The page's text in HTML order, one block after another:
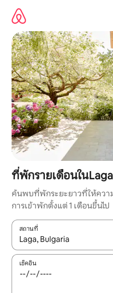
เนื้อหา
ที่พักรายเดือนในLaga
ค้นพบที่พักระยะยาวที่ให้ควา
การเข้าพักตั้งแต่ 1 เดือนขึ้นไป
สถานที่
ใช้ลูกศรขึ้นลง หรือใช้การสัมผัส
เช็คอิน